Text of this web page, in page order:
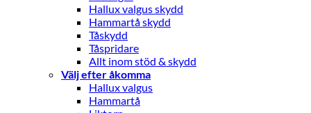
Hallux valgus skydd
Hammartå skydd
Tåskydd
Tåspridare
Allt inom stöd & skydd
Välj efter åkomma
Hallux valgus
Hammartå